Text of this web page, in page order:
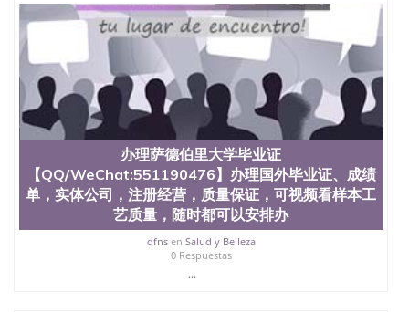
合性大学，每年有来自世界各地的成百上千的海外学
生前往求学。 至今，这是一所在世界上享有学术地
位、声誉、实习机会和影响力的高等教育机构，并获
誉为美国本科教育质量的核心代表。其计算机系与会
计系更是在当今美国大学教学排名中表现优异。其毕
业生大多可以在其所处地域的世界硅谷中心得到工作
机会。许多硅谷公司甚至在学生大三和大四的学期提
供许多相应科系的实习机会。无论是加州大学系统
(UC)，还是加州州立大学系统(CSU), 圣何塞州立大学
都占据着加州所有大学中的地理位置。 圣何塞州立大
学座落于硅谷(Silicon Valley), 于附近的旧金山-圣何塞
地区为全美的重要科技中心。约有学生三万人，超过
134种学士学科和65个硕士学科，并有来自世界60余
国的学生来此就读。其有名的科系如计算机科学，电
子工程学，工商管理学，艺术设计，和航空学等，深
办理萨德伯里大学毕业证
【QQ/WeChat:551190476】办理国外毕业证、成绩
单，实体公司，注册经营，质量保证，可视频看样本工
艺质量，随时都可以安排办
dfnsen Salud y Belleza
0 Respuestas
...